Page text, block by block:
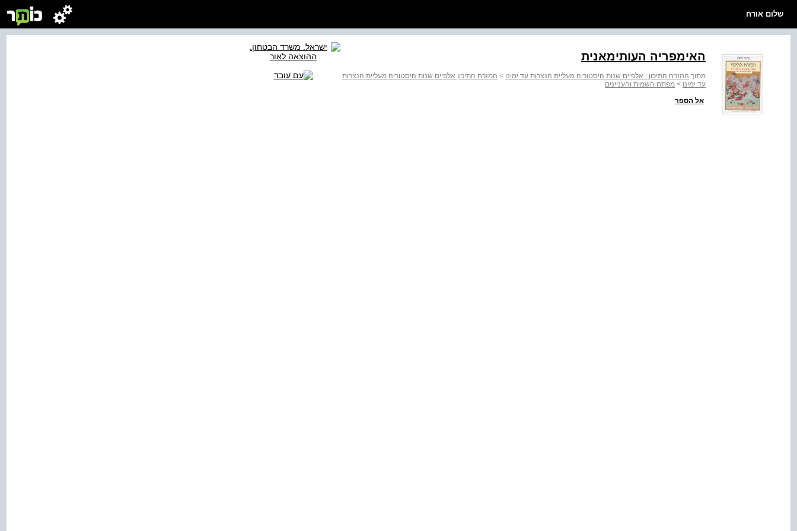
שלום אורח
האימפריה העותימאנית
מתוך:המזרח התיכון : אלפיים שנות היסטוריה מעליית הנצרות עד ימינו > המזרח התיכון אלפיים שנות היסטוריה מעליית הנצרות
עד ימינו > מפתח השמות והעניינים
אל הספר